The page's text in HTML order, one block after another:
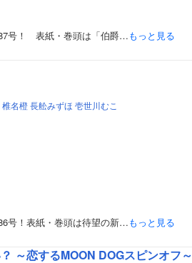
号！ 表紙・巻頭は「伯爵…もっと見る
椎名橙 長舩みずほ 壱世川むこ
号！表紙・巻頭は待望の新…もっと見る
～恋するMOON DOGスピンオフ～